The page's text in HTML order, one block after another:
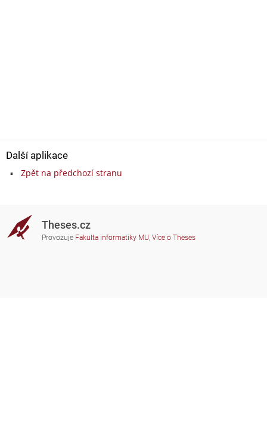
Další aplikace
Zpět na předchozí stranu
Theses.cz
Provozuje Fakulta informatiky MU, Více o Theses